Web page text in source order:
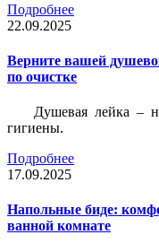
Подробнее
22.09.2025
Верните вашей
по очистке
Душевая лейка –
гигиены.
Подробнее
17.09.2025
Напольные биде:
ванной комнате